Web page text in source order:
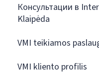
Консультации в
Klaipėda
VMI teikiamos
VMI kliento profilis